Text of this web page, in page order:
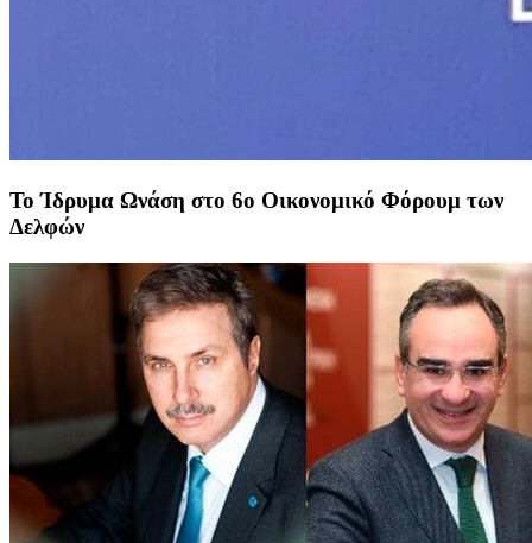
Το Ίδρυμα Ωνάση στο 6ο Οικονομικό Φόρουμ των
Δελφών